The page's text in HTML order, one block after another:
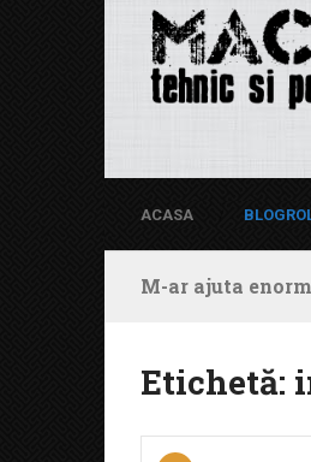
ACASA
M-ar ajuta
Etichetă: